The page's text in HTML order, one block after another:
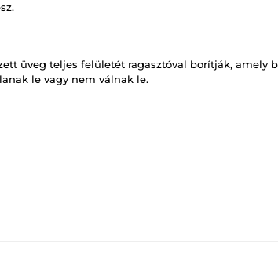
üveg teljes felületét ragasztóval borítják, amely
le vagy nem válnak le.